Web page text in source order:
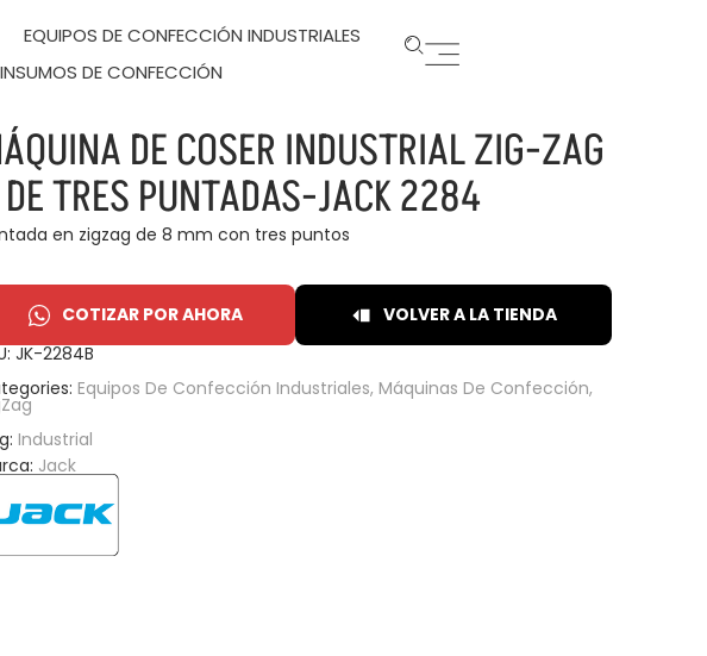
EQUIPOS DE CONFECCIÓN INDUSTRIALES
DE CONFECCIÓN
DE COSER INDUSTRIAL ZIG-ZAG
TRES PUNTADAS-JACK 2284
en zigzag de 8 mm con tres puntos
COTIZAR POR AHORA
VOLVER A LA TIENDA
JK-2284B
Equipos De Confección Industriales,Máquinas De Confección,
Industrial
Jack